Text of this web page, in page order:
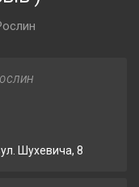
Шухевича, 8